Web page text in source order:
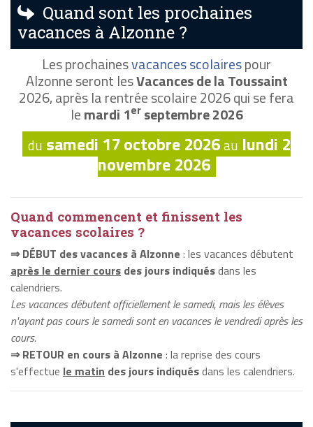
Quand sont les prochaines
vacances à Alzonne ?
Les prochainesvacances scolairespour
Alzonne seront lesVacances de la Toussaint
2026, après la rentrée scolaire 2026 qui se fera
lemardi 1erseptembre 2026
du samedi 17 octobre 2026au lundi 2
novembre 2026
Quand commencent et finissent les
vacances scolaires ?
⇒ DÉBUT des vacances à Alzonne : les vacances débutent
après le dernier cours des jours indiquésdans les
calendriers.
Les vacances débutent officiellement le samedi, mais les élèves
n'ayant pas cours le samedi sont en vacances le vendredi après les
cours.
⇒ RETOUR en cours à Alzonne : la reprise des cours
s'effectue le matin des jours indiquésdans les calendriers.